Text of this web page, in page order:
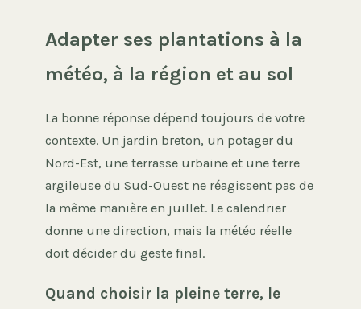
Adapter ses plantations à la
météo, à la région et au sol
La bonne réponse dépend toujours de votre
contexte. Un jardin breton, un potager du
Nord-Est, une terrasse urbaine et une terre
argileuse du Sud-Ouest ne réagissent pas de
la même manière en juillet. Le calendrier
donne une direction, mais la météo réelle
doit décider du geste final.
Quand choisir la pleine terre, le